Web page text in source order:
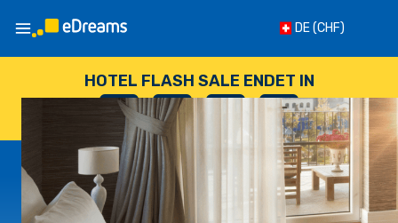
DE(CHF)
HOTEL FLASH SALE ENDET IN
--
TAGE
: --
STUNDEN
: --
SEKUNDEN